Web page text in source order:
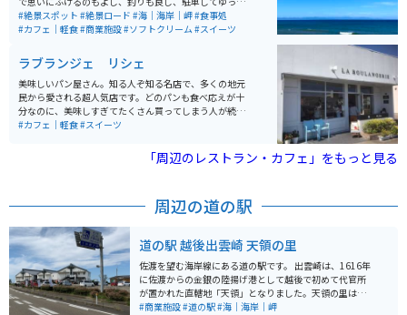
りするも良し、海で水遊びも良し、夏にはビーチクリー
ンや海の家、サップ、マリンスポーツもできて非常に人
にはジェラート屋さんや水族館、新潟の都心部である古
町や万代の好立地にあり、アクセスも良好です。
#絶景スポット #絶景ロード #海｜海岸｜岬#食事処
#カフェ｜軽食#商業施設#ソフトクリーム#スイーツ
ラブランジェ リシェ
美味しいパン屋さん。知る人ぞ知る名店で、多くの地元
民から愛される超人気店です。どのパンも食べ応えが十
分なのに、美味しすぎてたくさん買ってしまう人が続出
します。種類も豊富なので選ぶ楽しさも満点です。新潟
食として買っていくのもオススメです。
#カフェ｜軽食#スイーツ
「周辺のレストラン・カフェ」をもっと見る
周辺の道の駅
道の駅 越後出雲崎 天領の里
佐渡を望む海岸線にある道の駅です。 出雲崎は、1616年
に佐渡からの金銀の陸揚げ港として越後で初めて代官所
が置かれた直轄地「天領」となりました。天領の里は、
そんな時代背景を再現した『天領出雲崎時代館』『出雲
#商業施設#道の駅#海｜海岸｜岬